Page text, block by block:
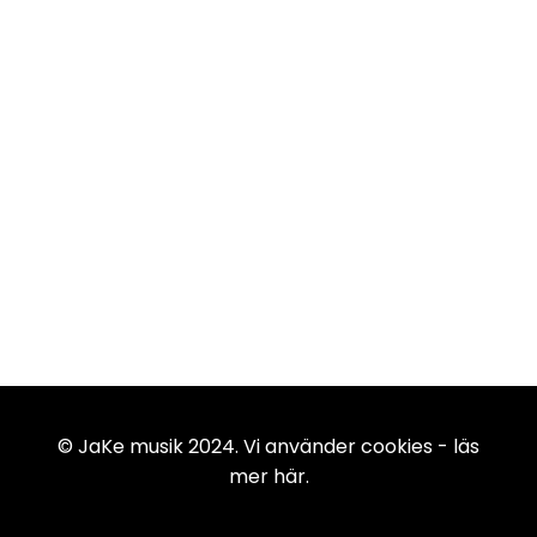
© JaKe musik 2024. Vi använder cookies - läs
mer här.